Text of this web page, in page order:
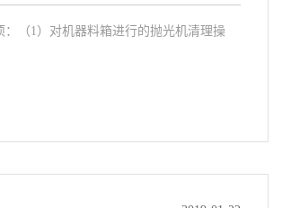
（1）对机器料箱进行的抛光机清理操